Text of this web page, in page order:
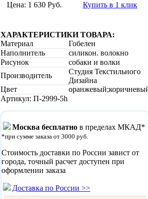
Цена: 1 630 Руб. Купить в 1 клик
ХАРАКТЕРИСТИКИ ТОВАРА:
Материал
Гобелен
Наполнитель
силикон. волокно
Рисунок
собаки и волки
Производитель
Студия Текстильного
Дизайна
Цвет
Артикул: П-2999-5h
Москва бесплатно в пределах МКАД*
*при сумме заказа от 3000 руб.
Стоимость доставки по России завист от
города, точный расчет доступен при
оформлении заказа
Доставка по России >>